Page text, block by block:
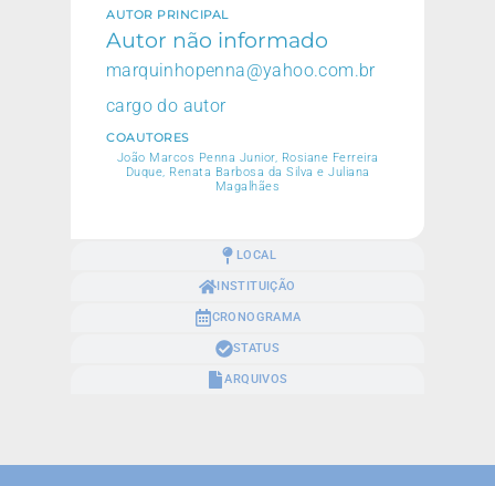
LOCAL
INSTITUIÇÃO
CRONOGRAMA
STATUS
ARQUIVOS
AUTOR PRINCIPAL
Autor não informado
marquinhopenna@yahoo.com.br
cargo do autor
COAUTORES
João Marcos Penna Junior, Rosiane Ferreira
Duque, Renata Barbosa da Silva e Juliana
Magalhães